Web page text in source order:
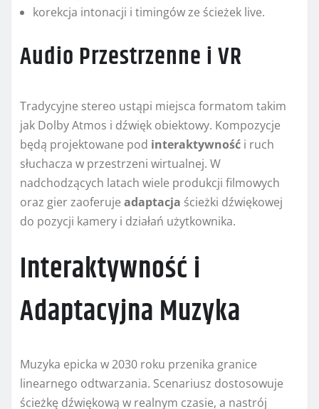
korekcja intonacji i timingów ze ścieżek live.
Audio Przestrzenne i VR
Tradycyjne stereo ustąpi miejsca formatom takim
jak Dolby Atmos i dźwięk obiektowy. Kompozycje
będą projektowane pod interaktywność i ruch
słuchacza w przestrzeni wirtualnej. W
nadchodzących latach wiele produkcji filmowych
oraz gier zaoferuje adaptacja ścieżki dźwiękowej
do pozycji kamery i działań użytkownika.
Interaktywność i
Adaptacyjna Muzyka
Muzyka epicka w 2030 roku przenika granice
linearnego odtwarzania. Scenariusz dostosowuje
ścieżkę dźwiękową w realnym czasie, a nastrój